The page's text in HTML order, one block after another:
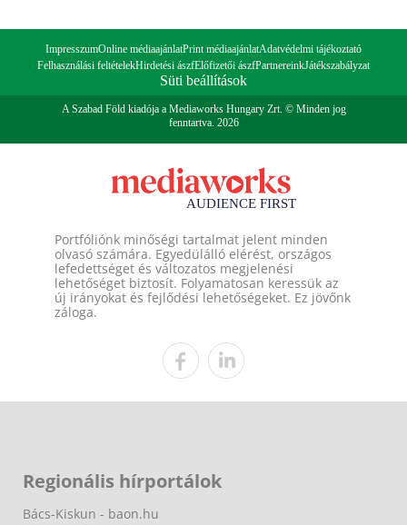
ImpresszumOnline médiaajánlatPrint médiaajánlatAdatvédelmi tájékoztató
Felhasználási feltételekHirdetési ászfElőfizetői ászfPartnereinkJátékszabályzat
Süti beállítások
A Szabad Föld kiadója a Mediaworks Hungary Zrt. © Minden jog
fenntartva. 2026
Portfóliónk minőségi tartalmat jelent minden
olvasó számára. Egyedülálló elérést, országos
lefedettséget és változatos megjelenési
lehetőséget biztosít. Folyamatosan keressük az
új irányokat és fejlődési lehetőségeket. Ez jövőnk
záloga.
Regionális hírportálok
Bács-Kiskun - baon.hu